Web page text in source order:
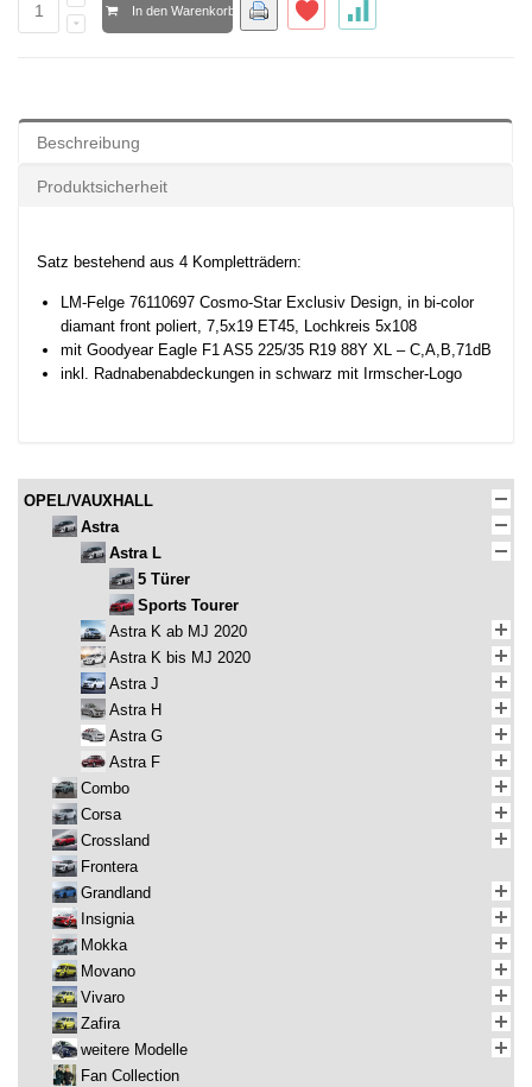
In den Warenkorb
Beschreibung
Produktsicherheit
Satz bestehend aus 4 Kompletträdern:
LM-Felge 76110697 Cosmo-Star Exclusiv Design, in bi-color
diamant front poliert, 7,5x19 ET45, Lochkreis 5x108
mit Goodyear Eagle F1 AS5 225/35 R19 88Y XL – C,A,B,71dB
inkl. Radnabenabdeckungen in schwarz mit Irmscher-Logo
OPEL/VAUXHALL
Astra
Astra L
5 Türer
Sports Tourer
Astra K ab MJ 2020
Astra K bis MJ 2020
Astra J
Astra H
Astra G
Astra F
Combo
Corsa
Crossland
Frontera
Grandland
Insignia
Mokka
Movano
Vivaro
Zafira
weitere Modelle
Fan Collection